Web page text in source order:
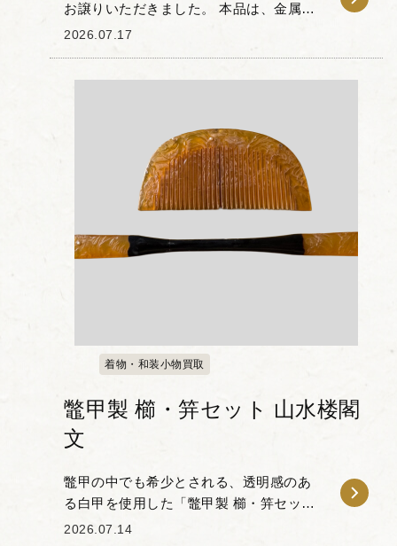
お譲りいただきました。 本品は、金属製
の細工をベースに、厄除けや子宝の象徴
2026.07.17
着物・和装小物買取
鼈甲製 櫛・笄セット 山水楼閣
文
鼈甲の中でも希少とされる、透明感のあ
る白甲を使用した「鼈甲製 櫛・笄セット
山水楼閣文」です。 本品の櫛と笄には、
2026.07.14